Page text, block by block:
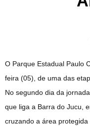
O Parque Estadual Paulo
feira (05), de uma das
No segundo dia da
que liga a Barra do Jucu,
cruzando a área protegida